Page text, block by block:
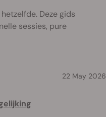
Deze gids
sessies, pure
22 May 2026